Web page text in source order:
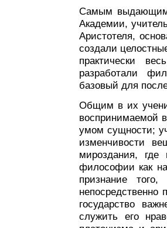
Самым
Академии,
Аристотеля,
создали
практически
разработали
базовый для
Общим в их
воспринимаемой
умом сущности;
изменчивости
мироздания, где
философии как
признание
непосредственно
государство
служить его